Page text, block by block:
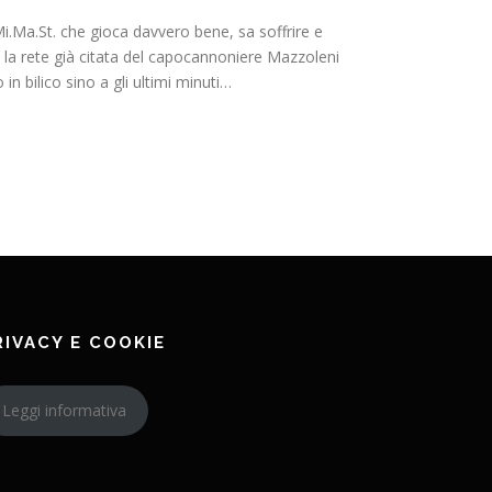
che gioca davvero bene, sa soffrire e
rete già citata del capocannoniere Mazzoleni
in bilico sino a gli ultimi minuti…
E COOKIE
Leggi informativa